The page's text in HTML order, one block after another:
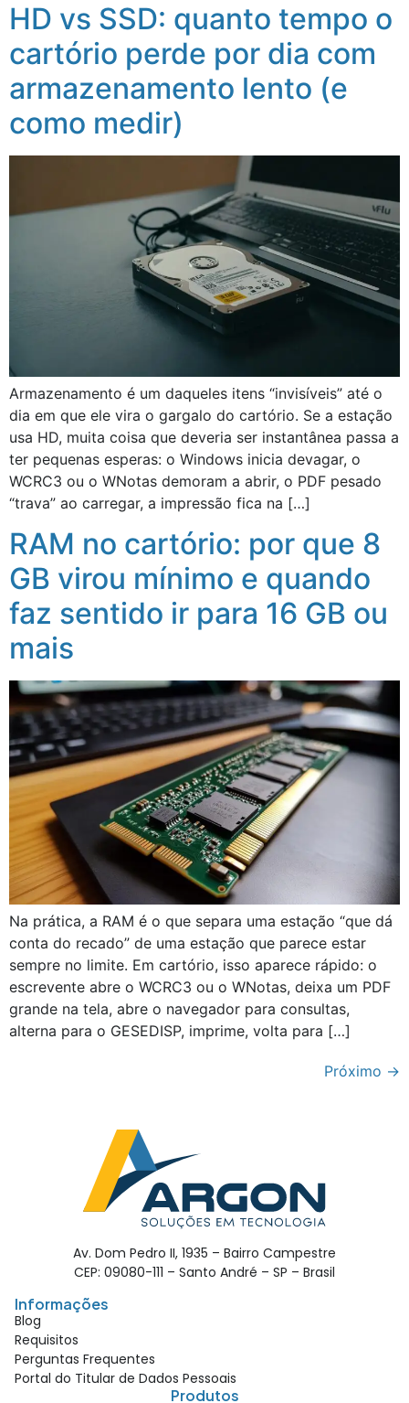
HD vs SSD: quanto tempo o
cartório perde por dia com
armazenamento lento (e
como medir)
Armazenamento é um daqueles itens “invisíveis” até o
dia em que ele vira o gargalo do cartório. Se a estação
usa HD, muita coisa que deveria ser instantânea passa a
ter pequenas esperas: o Windows inicia devagar, o
WCRC3 ou o WNotas demoram a abrir, o PDF pesado
“trava” ao carregar, a impressão fica na […]
RAM no cartório: por que 8
GB virou mínimo e quando
faz sentido ir para 16 GB ou
mais
Na prática, a RAM é o que separa uma estação “que dá
conta do recado” de uma estação que parece estar
sempre no limite. Em cartório, isso aparece rápido: o
escrevente abre o WCRC3 ou o WNotas, deixa um PDF
grande na tela, abre o navegador para consultas,
alterna para o GESEDISP, imprime, volta para […]
Próximo →
Av. Dom Pedro II, 1935 – Bairro Campestre
CEP: 09080-111 – Santo André – SP – Brasil
Informações
Blog
Requisitos
Perguntas Frequentes
Portal do Titular de Dados Pessoais
Produtos